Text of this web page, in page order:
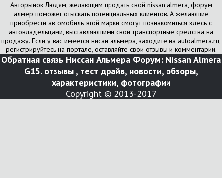
Авторынок Людям, желающим продать свой nissan almera, форум
алмер поможет отыскать потенциальных клиентов. А желающие
приобрести автомобиль этой марки смогут познакомиться здесь с
автовладельцами, выставляющими свои транспортные средства на
продажу. Если у вас имеется нисан альмера, заходите на autoalmera.ru,
регистрируйтесь на портале, оставляйте свои отзывы и комментарии.
Обратная связь Ниссан Альмера Форум: Nissan Almera
G15. отзывы , тест драйв, новости, обзоры,
характеристики, фотографии
Copyright © 2013-2017